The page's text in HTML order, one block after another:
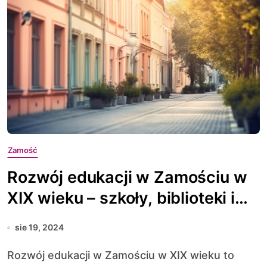
Zamość
Rozwój edukacji w Zamościu w
XIX wieku – szkoły, biblioteki i
kształcenie młodzieży
sie 19, 2024
Rozwój edukacji w Zamościu w XIX wieku to